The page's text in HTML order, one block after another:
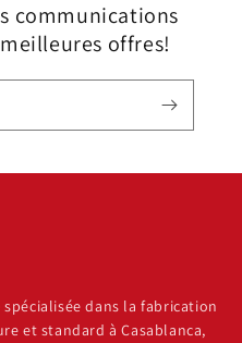
communications
offres!
dans la fabrication
et standard à Casablanca,